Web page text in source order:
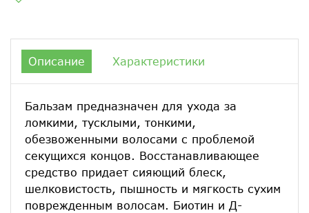
Описание Характеристики
Бальзам предназначен для ухода за
ломкими, тусклыми, тонкими,
обезвоженными волосами с проблемой
секущихся концов. Восстанавливающее
средство придает сияющий блеск,
шелковистость, пышность и мягкость сухим
поврежденным волосам. Биотин и Д-